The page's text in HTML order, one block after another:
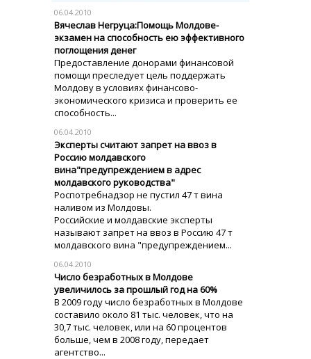
06.04.2010
Вячеслав Негруца:Помощь Молдове-
экзамен на способность ею эффективного
поглощения денег
Предоставление донорами финансовой
помощи преследует цель поддержать
Молдову в условиях финансово-
экономического кризиса и проверить ее
способность...
06.04.2010
Эксперты считают запрет на ввоз в
Россию молдавского
вина"предупреждением в адрес
молдавского руководства"
Роспотребнадзор не пустил 47 т вина
наливом из Молдовы.
Российские и молдавские эксперты
называют запрет на ввоз в Россию 47 т
молдавского вина "предупреждением...
06.04.2010
Число безработных в Молдове
увеличилось за прошлый год на 60%
В 2009 году число безработных в Молдове
составило около 81 тыс. человек, что на
30,7 тыс. человек, или на 60 процентов
больше, чем в 2008 году, передает
агентство...